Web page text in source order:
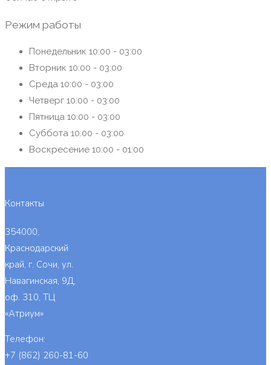
Режим работы
Понедельник 10:00 - 03:00
Вторник 10:00 - 03:00
Среда 10:00 - 03:00
Четверг 10:00 - 03:00
Пятница 10:00 - 03:00
Суббота 10:00 - 03:00
Воскресение 10:00 - 01:00
Контакты
354000,
Краснодарский
край, г. Сочи, ул.
Навагинская, 9Д,
оф. 310, ТЦ
«Атриум»
Телефон:
+7 (862) 260-81-60